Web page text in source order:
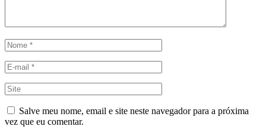
Salve meu nome, email e site neste navegador para a próxima
vez que eu comentar.